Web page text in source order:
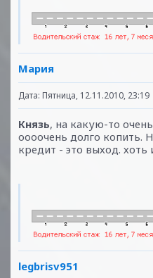
Мария
Дата: Пятница, 12.11.2010,
Князь, на какую-то
оооочень долго копить.
кредит - это выход. хоть
legbrisv951